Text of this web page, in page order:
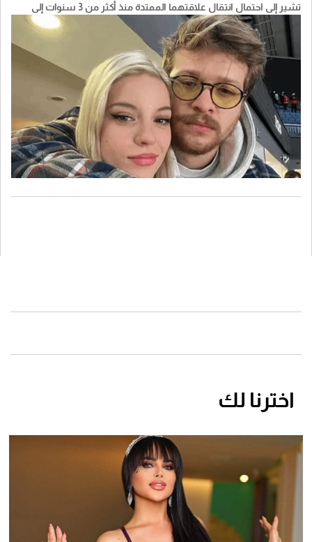
تشير إلى احتمال انتقال علاقتهما الممتدة منذ أكثر من 3 سنوات إلى
الزواج، من دون إعلان رسمي حتى الآن.
اخترنا لك